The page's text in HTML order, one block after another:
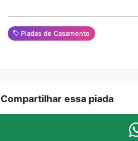
Piadas de Casamento
Compartilhar essa piada